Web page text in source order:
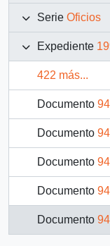
Serie Oficios
Expediente
422 más...
Documento 94-
Documento 94-
Documento 94-
Documento 94-
Documento 94-